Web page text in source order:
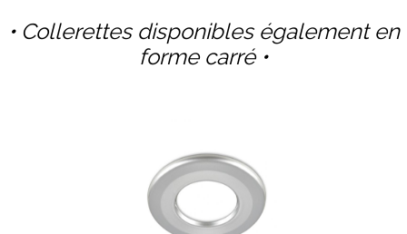
• Collerettes disponibles également en
forme carré •